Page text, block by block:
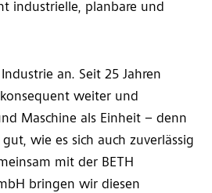
industrielle, planbare und
an. Seit 25 Jahren
weiter und
Maschine als Einheit – denn
wie es sich auch zuverlässig
mit der BETH
bringen wir diesen